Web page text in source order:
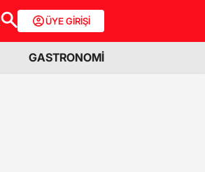
ÜYE GİRİŞİ
GASTRONOMİ